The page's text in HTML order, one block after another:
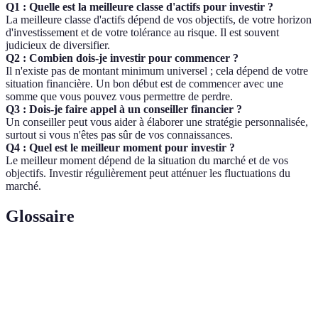
Q1 : Quelle est la meilleure classe d'actifs pour investir ?
La meilleure classe d'actifs dépend de vos objectifs, de votre horizon
d'investissement et de votre tolérance au risque. Il est souvent
judicieux de diversifier.
Q2 : Combien dois-je investir pour commencer ?
Il n'existe pas de montant minimum universel ; cela dépend de votre
situation financière. Un bon début est de commencer avec une
somme que vous pouvez vous permettre de perdre.
Q3 : Dois-je faire appel à un conseiller financier ?
Un conseiller peut vous aider à élaborer une stratégie personnalisée,
surtout si vous n'êtes pas sûr de vos connaissances.
Q4 : Quel est le meilleur moment pour investir ?
Le meilleur moment dépend de la situation du marché et de vos
objectifs. Investir régulièrement peut atténuer les fluctuations du
marché.
Glossaire